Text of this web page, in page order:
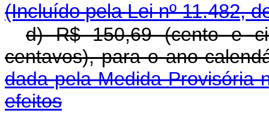
(Incluído pela Lei nº 11.482,
d) R$ 150,69 (cento e
centavos), para o
dada pela Medida Provisória
efeitos